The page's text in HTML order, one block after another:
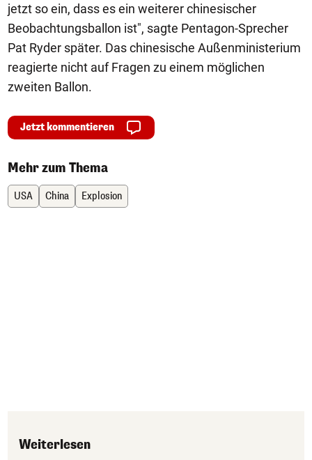
jetzt so ein, dass es ein weiterer chinesischer
Beobachtungsballon ist", sagte Pentagon-Sprecher
Pat Ryder später. Das chinesische Außenministerium
reagierte nicht auf Fragen zu einem möglichen
zweiten Ballon.
Jetzt kommentieren
Mehr zum Thema
USA China Explosion
Weiterlesen